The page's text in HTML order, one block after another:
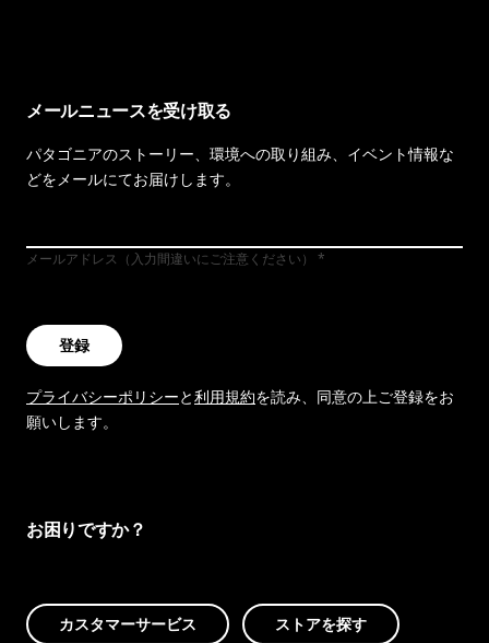
メールニュースを受け取る
パタゴニアのストーリー、環境への取り組み、イベント情報な
どをメールにてお届けします。
メールアドレス（入力間違いにご注意ください）
登録
プライバシーポリシーと利用規約を読み、同意の上ご登録をお
願いします。
お困りですか？
カスタマーサービス ストアを探す